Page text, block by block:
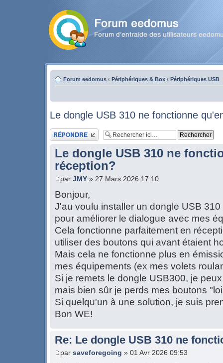
Forum eedomus ‹ Périphériques & Box ‹ Périphériques USB
Le dongle USB 310 ne fonctionne
Publier une réponse
Le dongle USB 310 ne
réception?
par JMY » 27 Mars 2026 17:10
Bonjour,
J'au voulu installer un dongle USB
pour améliorer le dialogue avec mes
Cela fonctionne parfaitement en
utiliser des boutons qui avant étaient
Mais cela ne fonctionne plus en
mes équipements (ex mes volets
Si je remets le dongle USB300, je
mais bien sûr je perds mes boutons
Si quelqu'un à une solution, je suis
Bon WE!
Re: Le dongle USB 310 ne
par saveforegoing » 01 Avr 2026 09:53